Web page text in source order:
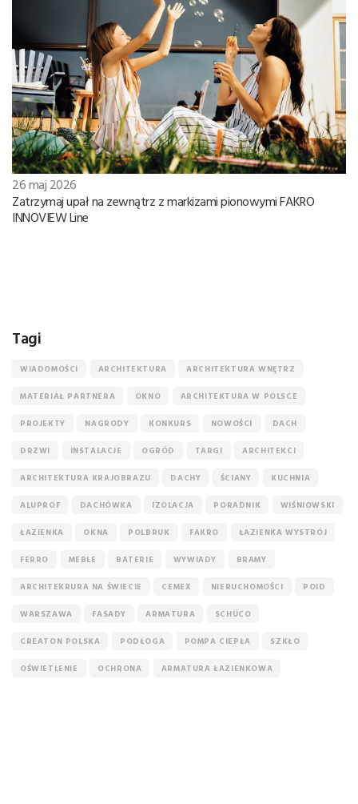
26 maj 2026
Zatrzymaj upał na zewnątrz z markizami pionowymi FAKRO
INNOVIEW Line
Tagi
WIADOMOŚCI ARCHITEKTURA ARCHITEKTURA WNĘTRZ
MATERIAŁ PARTNERA OKNO ARCHITEKTURA W POLSCE
PROJEKTY NAGRODY KONKURS NOWOŚCI DACH
DRZWI INSTALACJE OGRÓD TARGI ARCHITEKCI
ARCHITEKTURA KRAJOBRAZU DACHY ŚCIANY KUCHNIA
ALUPROF DACHÓWKA IZOLACJA PORADNIK WIŚNIOWSKI
ŁAZIENKA OKNA POLBRUK FAKRO ŁAZIENKA WYSTRÓJ
FERRO MEBLE BATERIE WYWIADY BRAMY
ARCHITEKRURA NA ŚWIECIE CEMEX NIERUCHOMOŚCI POID
WARSZAWA FASADY ARMATURA SCHÜCO
CREATON POLSKA PODŁOGA POMPA CIEPŁA SZKŁO
OŚWIETLENIE OCHRONA ARMATURA ŁAZIENKOWA